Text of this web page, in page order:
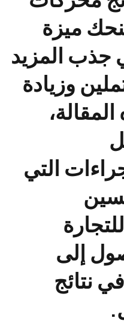
ميزة
جذب المزيد
وزيادة
التي
إلى
نتائج